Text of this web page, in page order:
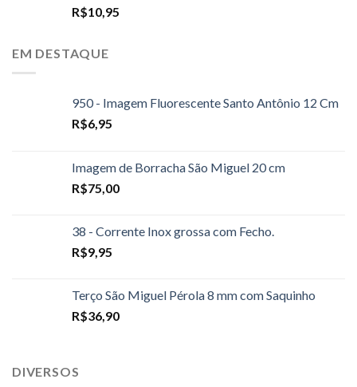
R$10,95
EM DESTAQUE
950 - Imagem Fluorescente Santo Antônio 12 Cm
R$6,95
Imagem de Borracha São Miguel 20 cm
R$75,00
38 - Corrente Inox grossa com Fecho.
R$9,95
Terço São Miguel Pérola 8 mm com Saquinho
R$36,90
DIVERSOS